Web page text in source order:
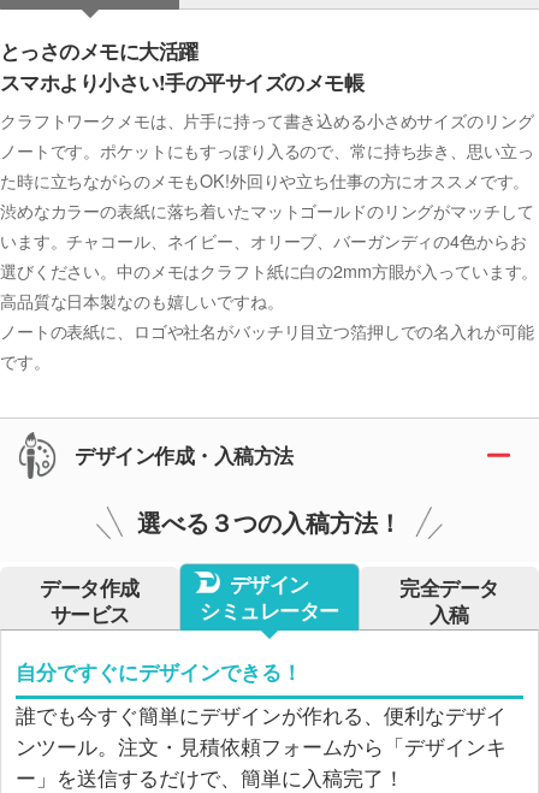
とっさのメモに大活躍
スマホより小さい!手の平サイズのメモ帳
クラフトワークメモは、片手に持って書き込める小さめサイズのリング
ノートです。ポケットにもすっぽり入るので、常に持ち歩き、思い立っ
た時に立ちながらのメモもOK!外回りや立ち仕事の方にオススメです。
渋めなカラーの表紙に落ち着いたマットゴールドのリングがマッチして
います。チャコール、ネイビー、オリーブ、バーガンディの4色からお
選びください。中のメモはクラフト紙に白の2mm方眼が入っています。
高品質な日本製なのも嬉しいですね。
ノートの表紙に、ロゴや社名がバッチリ目立つ箔押しでの名入れが可能
です。
デザイン作成・入稿方法
選べる３つの入稿方法！
データ作成
サービス
デザイン
シミュレーター
完全データ
入稿
自分ですぐにデザインできる！
誰でも今すぐ簡単にデザインが作れる、便利なデザイ
ンツール。注文・見積依頼フォームから「デザインキ
ー」を送信するだけで、簡単に入稿完了！